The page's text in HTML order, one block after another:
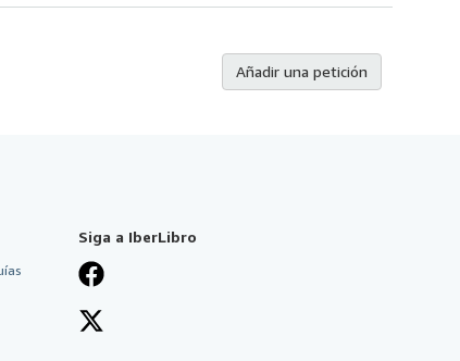
Añadir una petición
Siga a IberLibro